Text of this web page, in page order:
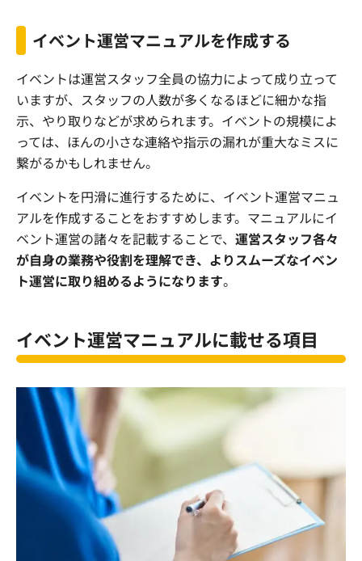
イベント運営マニュアルを作成する
イベントは運営スタッフ全員の協力によって成り立って
いますが、スタッフの人数が多くなるほどに細かな指
示、やり取りなどが求められます。イベントの規模によ
っては、ほんの小さな連絡や指示の漏れが重大なミスに
繋がるかもしれません。
イベントを円滑に進行するために、イベント運営マニュ
アルを作成することをおすすめします。マニュアルにイ
ベント運営の諸々を記載することで、 運営スタッフ各々
が自身の業務や役割を理解でき、よりスムーズなイベン
ト運営に取り組めるようになります。
イベント運営マニュアルに載せる項目